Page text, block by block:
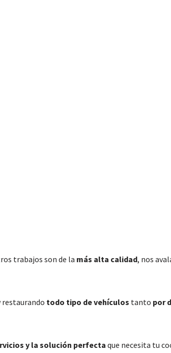
trabajos son de la más alta calidad, nos
restaurando todo tipo de vehículos tanto por
y la solución perfectaque necesita tu